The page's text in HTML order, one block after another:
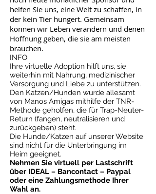
helfen Sie uns, eine Welt zu schaffen, in
der kein Tier hungert. Gemeinsam
können wir Leben verändern und denen
Hoffnung geben, die sie am meisten
brauchen.
INFO
Ihre virtuelle Adoption hilft uns, sie
weiterhin mit Nahrung, medizinischer
Versorgung und Liebe zu unterstützen.
Den Katzen/Hunden wurde allesamt
von Manos Amigas mithilfe der TNR-
Methode geholfen, die für Trap-Neuter-
Return (fangen, neutralisieren und
zurückgeben) steht.
Die Hunde/Katzen auf unserer Website
sind nicht für die Unterbringung im
Heim geeignet.
Nehmen Sie virtuell per Lastschrift
über IDEAL – Bancontact – Paypal
oder eine Zahlungsmethode Ihrer
Wahl an.